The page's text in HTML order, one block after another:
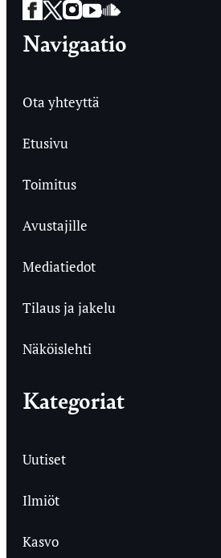
Facebook
Twitter
Instagram
YouTube
SoundCloud
Navigaatio
Ota yhteyttä
Etusivu
Toimitus
Avustajille
Mediatiedot
Tilaus ja jakelu
Näköislehti
Kategoriat
Uutiset
Ilmiöt
Kasvo